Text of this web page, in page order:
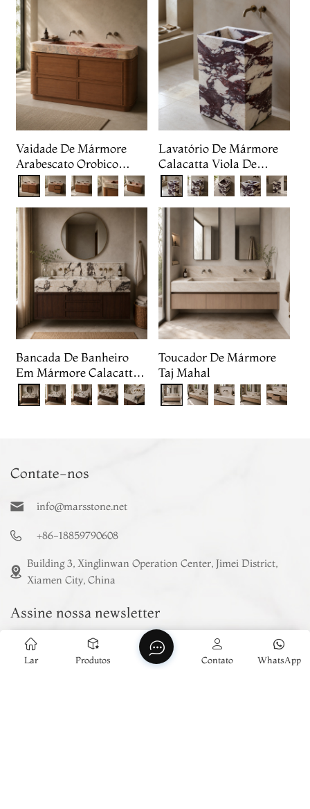
Vaidade De Mármore
Arabescato Orobico
Rosso
Lavatório De Mármore
Calacatta Viola De
Instalação Livre
Bancada De Banheiro
Em Mármore Calacatta
Viola
Toucador De Mármore
Taj Mahal
Contate-nos
info@marsstone.net
+86-18859790608
Building 3, Xinglinwan Operation Center, Jimei District,
Xiamen City, China
Assine nossa newsletter
Inscrever-Se
Lar Produtos WhatsApp
Contato